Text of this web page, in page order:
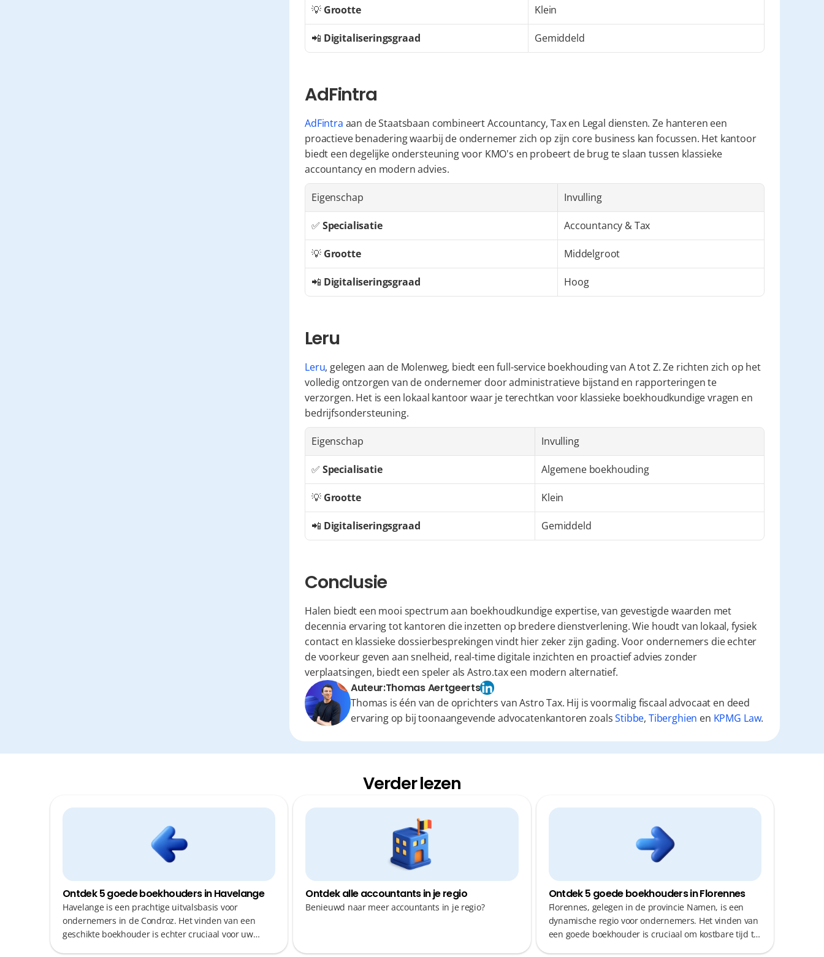
💡 Grootte Klein
📲 Digitaliseringsgraad Gemiddeld
AdFintra
AdFintra aan de Staatsbaan combineert Accountancy, Tax en Legal diensten. Ze hanteren een
proactieve benadering waarbij de ondernemer zich op zijn core business kan focussen. Het kantoor
biedt een degelijke ondersteuning voor KMO's en probeert de brug te slaan tussen klassieke
accountancy en modern advies.
Eigenschap Invulling
✅ Specialisatie Accountancy & Tax
💡 Grootte Middelgroot
📲 Digitaliseringsgraad Hoog
Leru
Leru, gelegen aan de Molenweg, biedt een full-service boekhouding van A tot Z. Ze richten zich op het
volledig ontzorgen van de ondernemer door administratieve bijstand en rapporteringen te
verzorgen. Het is een lokaal kantoor waar je terechtkan voor klassieke boekhoudkundige vragen en
bedrijfsondersteuning.
Eigenschap Invulling
✅ Specialisatie Algemene boekhouding
💡 Grootte Klein
📲 Digitaliseringsgraad Gemiddeld
Conclusie
Halen biedt een mooi spectrum aan boekhoudkundige expertise, van gevestigde waarden met
decennia ervaring tot kantoren die inzetten op bredere dienstverlening. Wie houdt van lokaal, fysiek
contact en klassieke dossierbesprekingen vindt hier zeker zijn gading. Voor ondernemers die echter
de voorkeur geven aan snelheid, real-time digitale inzichten en proactief advies zonder
verplaatsingen, biedt een speler als Astro.tax een modern alternatief.
Auteur:Thomas Aertgeerts
Thomas is één van de oprichters van Astro Tax. Hij is voormalig fiscaal advocaat en deed
ervaring op bij toonaangevende advocatenkantoren zoalsStibbe, Tiberghien en KPMG Law.
Verder lezen
Ontdek 5 goede boekhouders in Havelange
Havelange is een prachtige uitvalsbasis voor
ondernemers in de Condroz. Het vinden van een
geschikte boekhouder is echter cruciaal voor uw
Ontdek alle accountants in je regio
Benieuwd naar meer accountants in je regio?
Ontdek 5 goede boekhouders in Florennes
Florennes, gelegen in de provincie Namen, is een
dynamische regio voor ondernemers. Het vinden van
een goede boekhouder is cruciaal om kostbare tijd te